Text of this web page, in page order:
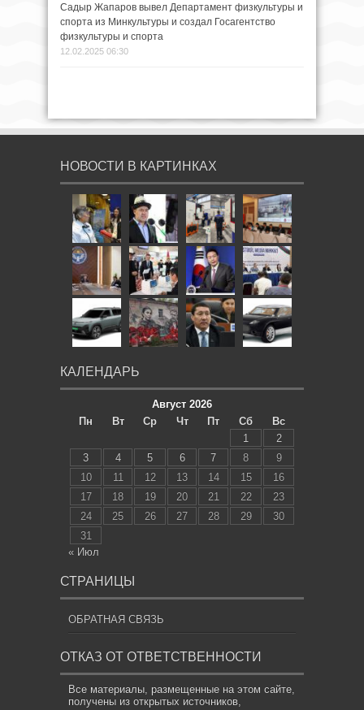
Садыр Жапаров вывел Департамент физкультуры и
спорта из Минкультуры и создал Госагентство
физкультуры и спорта
12.02.2025 06:30
НОВОСТИ В КАРТИНКАХ
КАЛЕНДАРЬ
Август 2026
Пн
Вт Ср Чт Пт Сб
Вс
1
2
3
4 5 6 7 8
9
10
11 12 13 14 15
16
17
18 19 20 21 22
23
24
25 26 27 28 29
30
31
« Июл
СТРАНИЦЫ
ОБРАТНАЯ СВЯЗЬ
ОТКАЗ ОТ ОТВЕТСТВЕННОСТИ
Все материалы, размещенные на этом сайте,
получены из открытых источников,